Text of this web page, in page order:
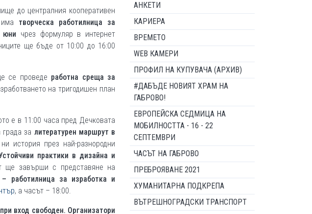
до централния кооперативен
творческа работилница за
юни чрез формуляр в интернет
ще бъде от 10:00 до 16:00
се проведе работна среща за
на тригодишен план
е в 11:00 часа пред Дечковата
за литературен маршрут в
история през най-разнородни
практики в дизайна и
ще завърши с представяне на
работилница за изработка и
, а часът – 18:00.
вход свободен. Организатори
АНКЕТИ
КАРИЕРА
ВРЕМЕТО
WEB КАМЕРИ
ПРОФИЛ НА КУПУВАЧА (АРХИВ)
#ДАБЪДЕ НОВИЯТ ХРАМ НА
ГАБРОВО!
ЕВРОПЕЙСКА СЕДМИЦА НА
МОБИЛНОСТТА - 16 - 22
СЕПТЕМВРИ
ЧАСЪТ НА ГАБРОВО
ПРЕБРОЯВАНЕ 2021
ХУМАНИТАРНА ПОДКРЕПА
ВЪТРЕШНОГРАДСКИ ТРАНСПОРТ